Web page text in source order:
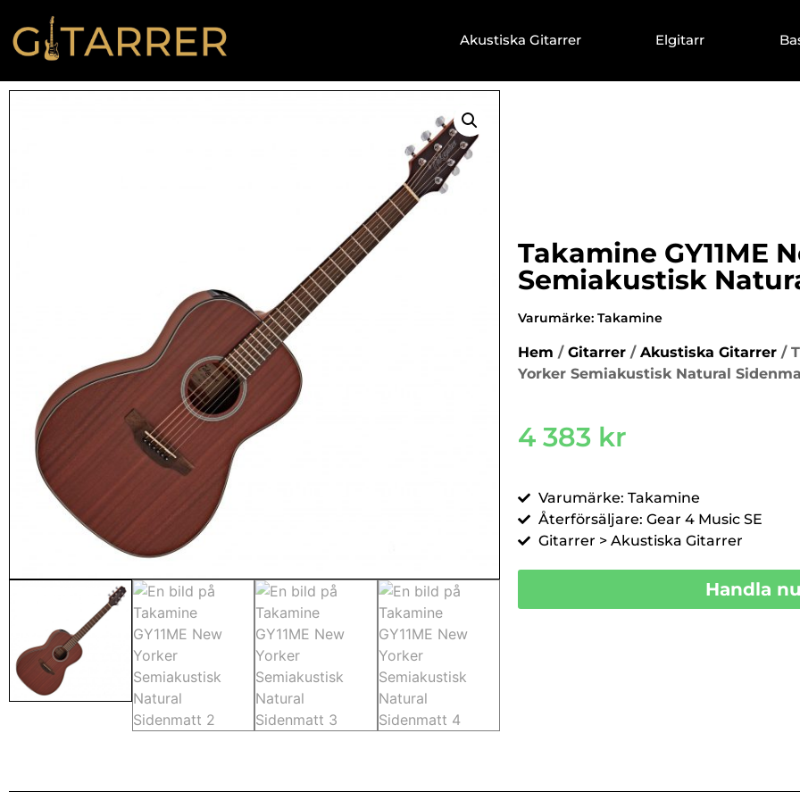
Akustiska Gitarrer Elgitarr
Takamine GY11ME
Semiakustisk
Varumärke: Takamine
Hem / Gitarrer / Akustiska Gitarrer /
Yorker Semiakustisk Natural
4 383 kr
Varumärke: Takamine
Återförsäljare: Gear 4 Music SE
Gitarrer > Akustiska Gitarrer
Handla